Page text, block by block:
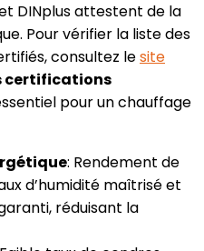
DINplus attestent de la
Pour vérifier la liste des
consultez lesite
certifications
pour un chauffage
: Rendement de
d’humidité maîtrisé et
réduisant la